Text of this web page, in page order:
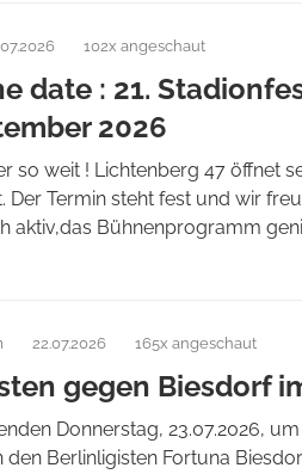
102x angeschaut
date : 21.
2026
so weit ! Lichtenberg 47 öffnet
Der Termin steht fest und wir
aktiv,das Bühnenprogramm
22.07.2026 165x angeschaut
gegen Biesdorf
Donnerstag, 23.07.2026,
den Berlinligisten Fortuna